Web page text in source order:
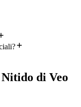
Nitido di Veo